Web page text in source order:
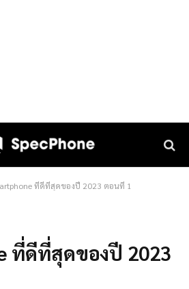
ที่ดีที่สุดของปี 2023 ตอนที่ 1
ที่ดีที่สุดของปี 2023